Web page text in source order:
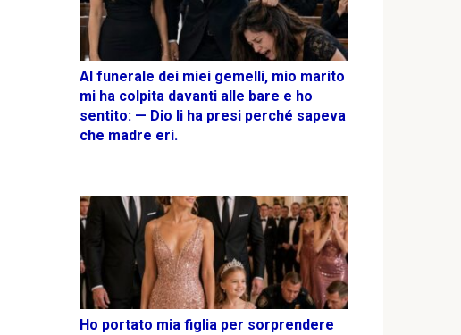
Al funerale dei miei gemelli, mio marito
mi ha colpita davanti alle bare e ho
sentito: — Dio li ha presi perché sapeva
che madre eri.
Ho portato mia figlia per sorprendere